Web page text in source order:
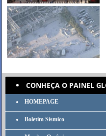
CONHEÇA O PAINEL
HOMEPAGE
Boletim Sísmico